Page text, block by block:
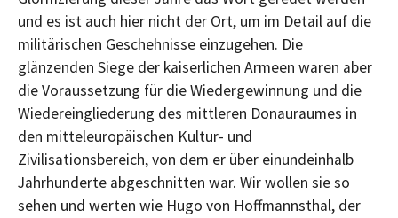
und es ist auch hier nicht der Ort, um im Detail auf die
militärischen Geschehnisse einzugehen. Die
glänzenden Siege der kaiserlichen Armeen waren aber
die Voraussetzung für die Wiedergewinnung und die
Wiedereingliederung des mittleren Donauraumes in
den mitteleuropäischen Kultur- und
Zivilisationsbereich, von dem er über einundeinhalb
Jahrhunderte abgeschnitten war. Wir wollen sie so
sehen und werten wie Hugo von Hoffmannsthal, der